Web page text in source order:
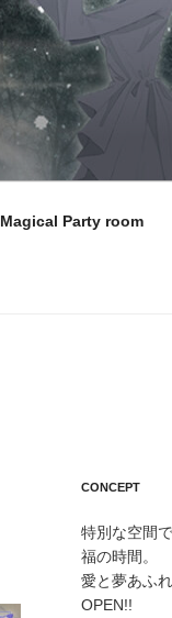
Magical Party room
CONCEPT
特別な空間
福の時間。
愛と夢あふ
OPEN!!